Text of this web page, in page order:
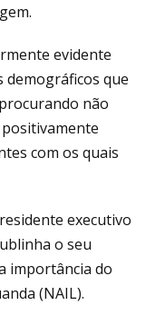
evidente
que
não
com os quais
executivo
o seu
importância do
(NAIL).